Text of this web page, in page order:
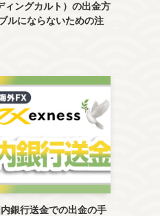
ングカルト）の出金方
ルにならないための注
銀行送金での出金の手